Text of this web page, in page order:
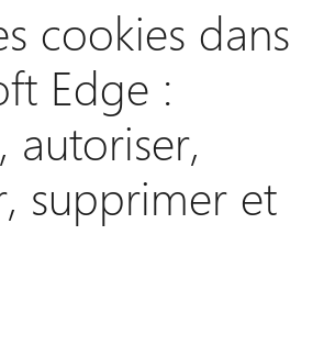
cookies dans
Edge :
autoriser,
supprimer et